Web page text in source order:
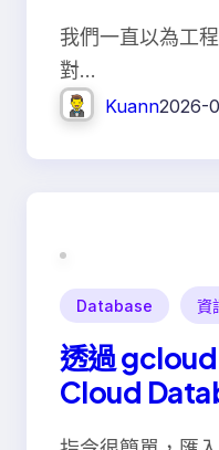
我們一直以為工
對…
Kuann2026-
Database 資
透過
Cloud